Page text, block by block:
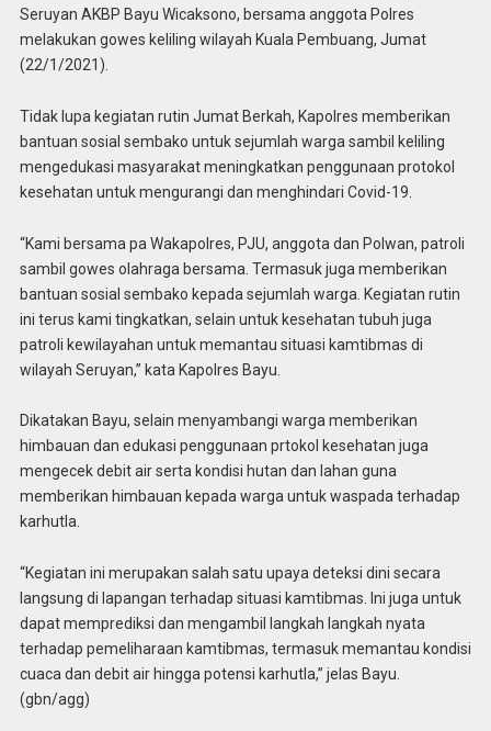
Seruyan AKBP Bayu Wicaksono, bersama anggota Polres
melakukan gowes keliling wilayah Kuala Pembuang, Jumat
(22/1/2021).
Tidak lupa kegiatan rutin Jumat Berkah, Kapolres memberikan
bantuan sosial sembako untuk sejumlah warga sambil keliling
mengedukasi masyarakat meningkatkan penggunaan protokol
kesehatan untuk mengurangi dan menghindari Covid-19.
“Kami bersama pa Wakapolres, PJU, anggota dan Polwan, patroli
sambil gowes olahraga bersama. Termasuk juga memberikan
bantuan sosial sembako kepada sejumlah warga. Kegiatan rutin
ini terus kami tingkatkan, selain untuk kesehatan tubuh juga
patroli kewilayahan untuk memantau situasi kamtibmas di
wilayah Seruyan,” kata Kapolres Bayu.
Dikatakan Bayu, selain menyambangi warga memberikan
himbauan dan edukasi penggunaan prtokol kesehatan juga
mengecek debit air serta kondisi hutan dan lahan guna
memberikan himbauan kepada warga untuk waspada terhadap
karhutla.
“Kegiatan ini merupakan salah satu upaya deteksi dini secara
langsung di lapangan terhadap situasi kamtibmas. Ini juga untuk
dapat memprediksi dan mengambil langkah langkah nyata
terhadap pemeliharaan kamtibmas, termasuk memantau kondisi
cuaca dan debit air hingga potensi karhutla,” jelas Bayu.
(gbn/agg)